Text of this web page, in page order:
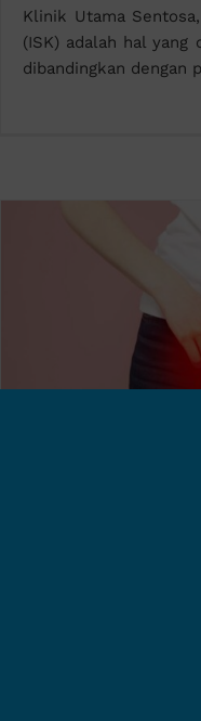
Klinik Utama
(ISK) adalah hal
dibandingkan dengan